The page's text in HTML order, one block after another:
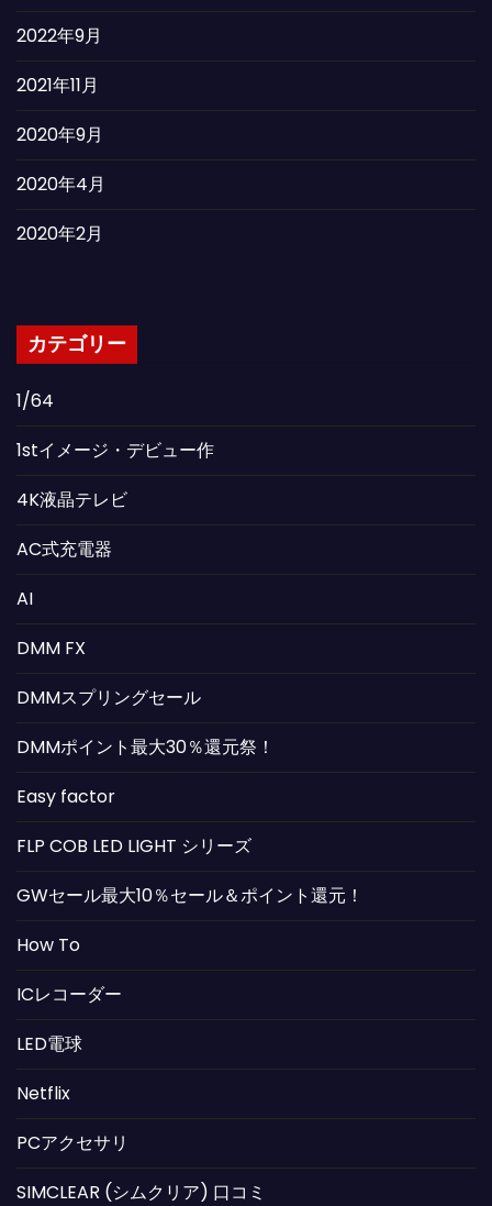
2022年9月
2021年11月
2020年9月
2020年4月
2020年2月
カテゴリー
1/64
1stイメージ・デビュー作
4K液晶テレビ
AC式充電器
AI
DMM FX
DMMスプリングセール
DMMポイント最大30％還元祭！
Easy factor
FLP COB LED LIGHT シリーズ
GWセール最大10％セール＆ポイント還元！
How To
ICレコーダー
LED電球
Netflix
PCアクセサリ
SIMCLEAR (シムクリア) 口コミ